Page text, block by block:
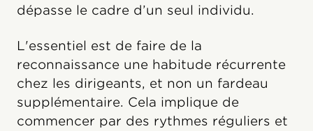
dépasse le cadre d’un seul individu.
L'essentiel est de faire de la
reconnaissance une habitude récurrente
chez les dirigeants, et non un fardeau
supplémentaire. Cela implique de
commencer par des rythmes réguliers et